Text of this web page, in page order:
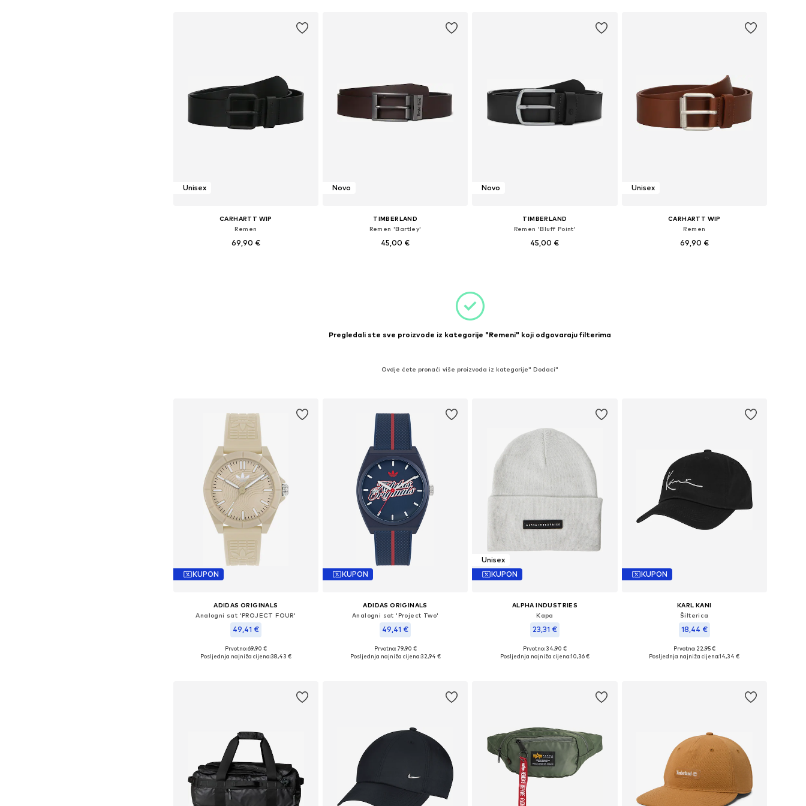
Unisex
CARHARTT WIP
Remen
69,90 €
Novo
TIMBERLAND
Remen 'Bartley'
45,00 €
Novo
TIMBERLAND
Remen 'Bluff Point'
45,00 €
Unisex
CARHARTT WIP
Remen
69,90 €
Pregledali ste sve proizvode iz kategorije "Remeni" koji odgovaraju filterima
Ovdje ćete pronaći više proizvoda iz kategorije" Dodaci"
KUPON
ADIDAS ORIGINALS
Analogni sat 'PROJECT FOUR'
49,41 €
Dostupne veličine: One Size
Prvotno: 69,90 €
Posljednja najniža cijena:38,43 €
KUPON
ADIDAS ORIGINALS
Analogni sat 'Project Two'
49,41 €
Dostupne veličine: One Size
Prvotno: 79,90 €
Posljednja najniža cijena:32,94 €
Unisex
KUPON
ALPHA INDUSTRIES
Kapa
23,31 €
Dostupne veličine: 55-60
Prvotno: 34,90 €
Posljednja najniža cijena:10,36 €
KUPON
KARL KANI
Šilterica
18,44 €
Dostupne veličine: 55-60
Prvotno: 22,95 €
Posljednja najniža cijena:14,34 €